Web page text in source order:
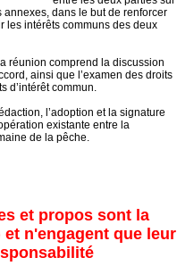
annexes, dans le but de renforcer
les intérêts communs des deux
réunion comprend la discussion
ainsi que l’examen des droits
d’intérêt commun.
l’adoption et la signature
existante entre la
de la pêche.
et propos sont la
n'engagent que leur